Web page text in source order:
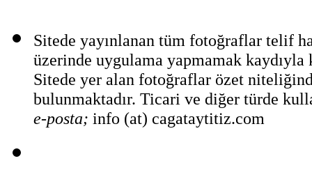
Sitede yayınlanan tüm fotoğraflar telif
üzerinde uygulama yapmamak
Sitede yer alan fotoğraflar özet
bulunmaktadır. Ticari ve diğer türde
e-posta; info (at) cagataytitiz.com